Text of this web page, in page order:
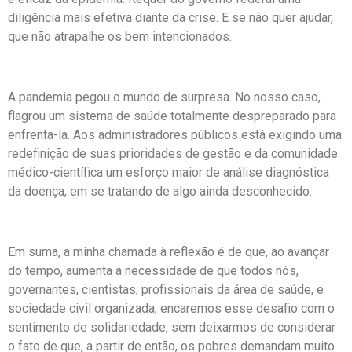
diligência mais efetiva diante da crise. E se não quer ajudar,
que não atrapalhe os bem intencionados.
A pandemia pegou o mundo de surpresa. No nosso caso,
flagrou um sistema de saúde totalmente despreparado para
enfrenta-la. Aos administradores públicos está exigindo uma
redefinição de suas prioridades de gestão e da comunidade
médico-científica um esforço maior de análise diagnóstica
da doença, em se tratando de algo ainda desconhecido.
Em suma, a minha chamada à reflexão é de que, ao avançar
do tempo, aumenta a necessidade de que todos nós,
governantes, cientistas, profissionais da área de saúde, e
sociedade civil organizada, encaremos esse desafio com o
sentimento de solidariedade, sem deixarmos de considerar
o fato de que, a partir de então, os pobres demandam muito